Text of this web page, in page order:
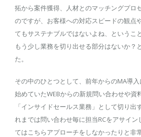
拓から案件獲得、人材とのマッチングプロ
のですが、お客様への対応スピードの観点
てもサステナブルではないよね、というこ
もう少し業務を切り出せる部分はないか？
た。
その中のひとつとして、前年からのMA導
始めていたWEBからの新規問い合わせや資
「インサイドセールス業務」として切り出
れまでは問い合わせ毎に担当RCをアサイン
てはこちらアプローチをしなかったりと非